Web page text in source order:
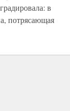
в
потрясающая